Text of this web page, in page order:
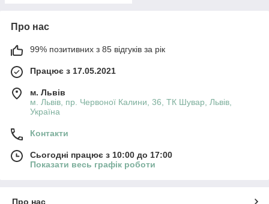
Про нас
99% позитивних з 85 відгуків за рік
Працює з 17.05.2021
м. Львів
м. Львів, пр. Червоної Калини, 36, ТК Шувар, Львів,
Україна
Контакти
Сьогодні працює з 10:00 до 17:00
Показати весь графік роботи
Про нас